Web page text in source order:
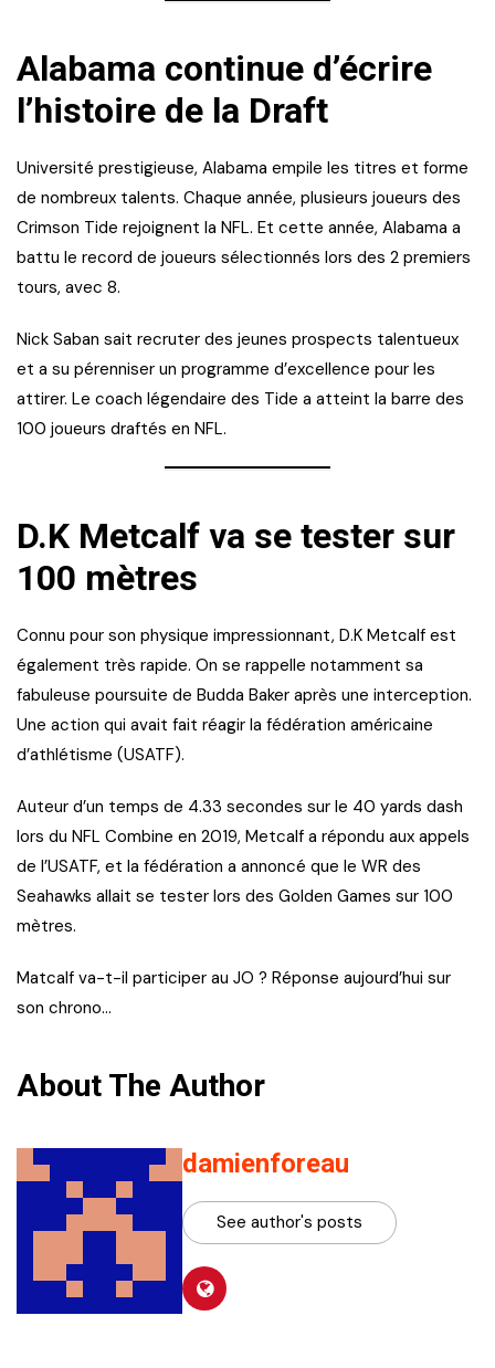
Alabama continue d’écrire
l’histoire de la Draft
Université prestigieuse, Alabama empile les titres et forme
de nombreux talents. Chaque année, plusieurs joueurs des
Crimson Tide rejoignent la NFL. Et cette année, Alabama a
battu le record de joueurs sélectionnés lors des 2 premiers
tours, avec 8.
Nick Saban sait recruter des jeunes prospects talentueux
et a su pérenniser un programme d’excellence pour les
attirer. Le coach légendaire des Tide a atteint la barre des
100 joueurs draftés en NFL.
D.K Metcalf va se tester sur
100 mètres
Connu pour son physique impressionnant, D.K Metcalf est
également très rapide. On se rappelle notamment sa
fabuleuse poursuite de Budda Baker après une interception.
Une action qui avait fait réagir la fédération américaine
d’athlétisme (USATF).
Auteur d’un temps de 4.33 secondes sur le 40 yards dash
lors du NFL Combine en 2019, Metcalf a répondu aux appels
de l’USATF, et la fédération a annoncé que le WR des
Seahawks allait se tester lors des Golden Games sur 100
mètres.
Matcalf va-t-il participer au JO ? Réponse aujourd’hui sur
son chrono…
About The Author
damienforeau
See author's posts